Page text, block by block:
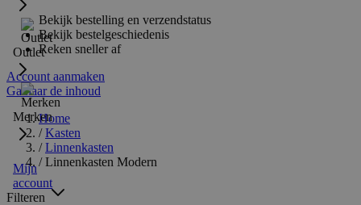
Outlet
Merken
Mijn
account
Bekijk bestelling en verzendstatus
Bekijk bestelgeschiedenis
Reken sneller af
Account aanmaken
Ga naar de inhoud
Home
/ Kasten
/ Linnenkasten
/ Linnenkasten Modern
Filteren